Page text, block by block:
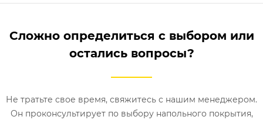
Сложно определиться с выбором или
остались вопросы?
Не тратьте свое время, свяжитесь с нашим менеджером.
Он проконсультирует по выбору напольного покрытия,